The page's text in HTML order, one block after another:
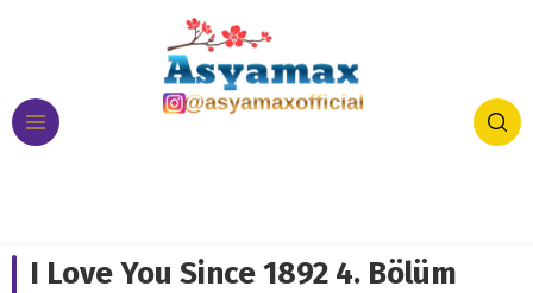
I Love You Since 1892 4. Bölüm